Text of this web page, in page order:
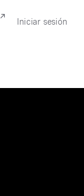
Iniciar sesión